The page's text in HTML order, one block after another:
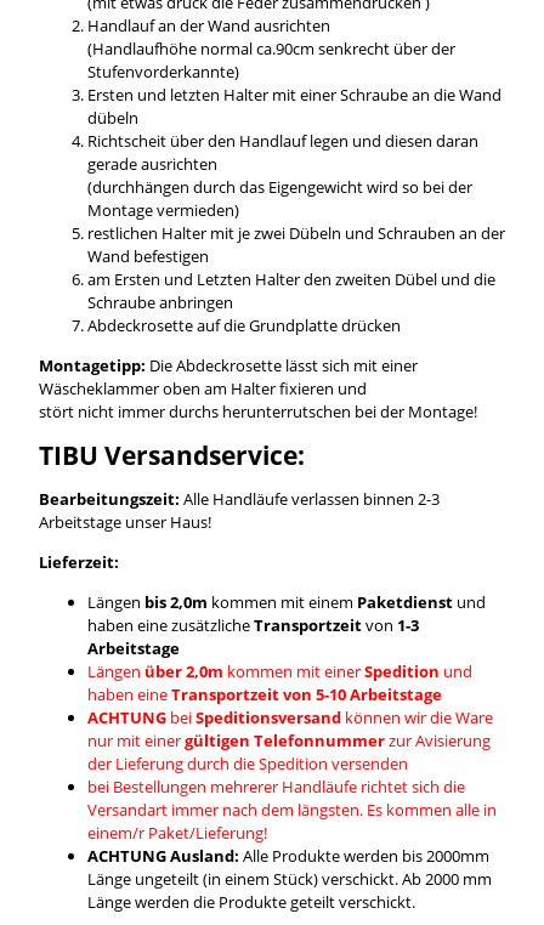
Handlauf an der Wand ausrichten
(Handlaufhöhe normal ca.90cm senkrecht über der
Stufenvorderkannte)
Ersten und letzten Halter mit einer Schraube an die Wand
dübeln
Richtscheit über den Handlauf legen und diesen daran
gerade ausrichten
(durchhängen durch das Eigengewicht wird so bei der
Montage vermieden)
restlichen Halter mit je zwei Dübeln und Schrauben an der
Wand befestigen
am Ersten und Letzten Halter den zweiten Dübel und die
Schraube anbringen
Abdeckrosette auf die Grundplatte drücken
Montagetipp: Die Abdeckrosette lässt sich mit einer
Wäscheklammer oben am Halter fixieren und
stört nicht immer durchs herunterrutschen bei der Montage!
TIBU Versandservice:
Bearbeitungszeit: Alle Handläufe verlassen binnen 2-3
Arbeitstage unser Haus!
Lieferzeit:
Längen bis 2,0m kommen mit einem Paketdienstund
haben eine zusätzlicheTransportzeitvon 1-3
Arbeitstage
Längen über 2,0m kommen mit einerSpedition und
haben eineTransportzeit von 5-10 Arbeitstage
ACHTUNGbeiSpeditionsversandkönnen wir die Ware
nur mit einergültigen Telefonnummerzur Avisierung
der Lieferung durch die Spedition versenden
bei Bestellungen mehrerer Handläufe richtet sich die
Versandart immer nach dem längsten. Es kommen alle in
einem/r Paket/Lieferung!
ACHTUNG Ausland: Alle Produkte werden bis 2000mm
Länge ungeteilt (in einem Stück) verschickt. Ab 2000 mm
Länge werden die Produkte geteilt verschickt.